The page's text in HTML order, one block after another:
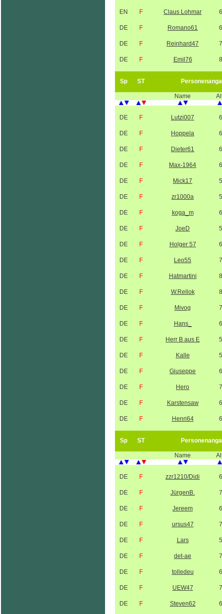
EN F Claus Lohmar
DE F Romano61
DE F Reinhard47
DE F Emil76
Sp ST
Name
DE F Lutzi007
DE F Hoppela
DE F Dieter61
DE F Max-1964
DE F Mick17
DE F zr1000a
DE F koga_m
DE F JoeD
DE F Holger 57
DE F Leo55
DE F Hatmartini
DE F W.Rellok
DE F Mivog
DE F Hans_
DE F Herr B aus E
DE F Kalle
DE F Giuseppe
DE F Hero
DE F Karstensaw
DE F Henri64
Sp ST
Name
DE F zzr1210/Didi
DE F JürgenB.
DE F Jereem
DE F ursus47
DE F Lars
DE F det-ae
DE F tolledeu
DE F UEW47
DE F Steven62